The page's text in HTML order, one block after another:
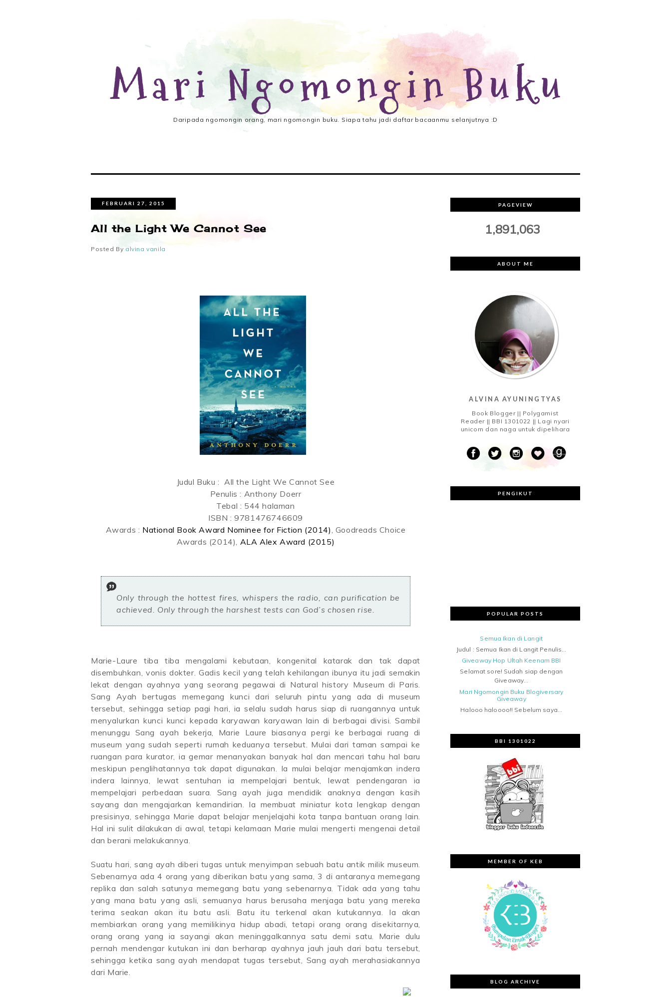
Mari Ngomongin Buku
Daripada ngomongin orang, mari ngomongin buku. Siapa tahu jadi daftar bacaanmu selanjutnya :D
FEBRUARI 27, 2015
All the Light We Cannot See
Posted By alvina vanila
Judul Buku : All the Light We Cannot See
Penulis : Anthony Doerr
Tebal : 544 halaman
ISBN :9781476746609
Awards : National Book Award Nominee for Fiction (2014), Goodreads Choice
Awards (2014), ALA Alex Award (2015)
Only through the hottest fires, whispers the radio, can purification be
achieved. Only through the harshest tests can God’s chosen rise.
Marie-Laure tiba tiba mengalami kebutaan, kongenital katarak dan tak dapat
disembuhkan, vonis dokter. Gadis kecil yang telah kehilangan ibunya itu jadi semakin
lekat dengan ayahnya yang seorang pegawai di Natural history Museum di Paris.
Sang Ayah bertugas memegang kunci dari seluruh pintu yang ada di museum
tersebut, sehingga setiap pagi hari, ia selalu sudah harus siap di ruangannya untuk
menyalurkan kunci kunci kepada karyawan karyawan lain di berbagai divisi. Sambil
menunggu Sang ayah bekerja, Marie Laure biasanya pergi ke berbagai ruang di
museum yang sudah seperti rumah keduanya tersebut. Mulai dari taman sampai ke
ruangan para kurator, ia gemar menanyakan banyak hal dan mencari tahu hal baru
meskipun penglihatannya tak dapat digunakan. Ia mulai belajar menajamkan indera
indera lainnya, lewat sentuhan ia mempelajari bentuk, lewat pendengaran ia
mempelajari perbedaan suara. Sang ayah juga mendidik anaknya dengan kasih
sayang dan mengajarkan kemandirian. Ia membuat miniatur kota lengkap dengan
presisinya, sehingga Marie dapat belajar menjelajahi kota tanpa bantuan orang lain.
Hal ini sulit dilakukan di awal, tetapi kelamaan Marie mulai mengerti mengenai detail
dan berani melakukannya.
Suatu hari, sang ayah diberi tugas untuk menyimpan sebuah batu antik milik museum.
Sebenarnya ada 4 orang yang diberikan batu yang sama, 3 di antaranya memegang
replika dan salah satunya memegang batu yang sebenarnya. Tidak ada yang tahu
yang mana batu yang asli, semuanya harus berusaha menjaga batu yang mereka
terima seakan akan itu batu asli. Batu itu terkenal akan kutukannya. Ia akan
membiarkan orang yang memilikinya hidup abadi, tetapi orang orang disekitarnya,
orang orang yang ia sayangi akan meninggalkannya satu demi satu. Marie dulu
pernah mendengar kutukan ini dan berharap ayahnya jauh jauh dari batu tersebut,
sehingga ketika sang ayah mendapat tugas tersebut, Sang ayah merahasiakannya
dari Marie.
PAGEVIEW
1,891,063
ABOUT ME
ALVINA AYUNINGTYAS
Book Blogger || Polygamist
Reader || BBI 1301022 || Lagi nyari
unicorn dan naga untuk dipelihara
PENGIKUT
POPULAR POSTS
Semua Ikan di Langit
Judul : Semua Ikan di Langit Penulis...
Giveaway Hop Ultah Keenam BBI
Selamat sore! Sudah siap dengan
Giveaway...
Mari Ngomongin Buku Blogiversary
Giveaway
Halooo haloooo!! Sebelum saya...
BBI 1301022
MEMBER OF KEB
BLOG ARCHIVE